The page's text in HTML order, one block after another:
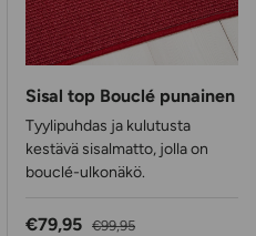
Sisal top Bouclé punainen
Tyylipuhdas ja kulutusta
kestävä sisalmatto, jolla on
bouclé-ulkonäkö.
Alennushinta
€79,95 Normaalihinta
€99,95